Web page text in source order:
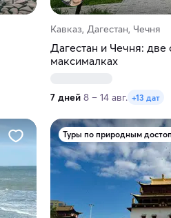
Кавказ, Дагестан, Чечня
Дагестан и Чечня: две
максималках
7 дней 8 – 14 авг. +13 дат